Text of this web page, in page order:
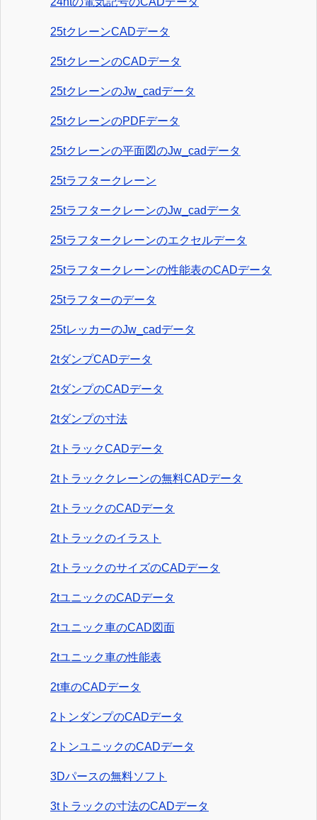
25tクレーンCADデータ
25tクレーンのCADデータ
25tクレーンのJw_cadデータ
25tクレーンのPDFデータ
25tクレーンの平面図のJw_cadデータ
25tラフタークレーン
25tラフタークレーンのJw_cadデータ
25tラフタークレーンのエクセルデータ
25tラフタークレーンの性能表のCADデータ
25tラフターのデータ
25tレッカーのJw_cadデータ
2tダンプCADデータ
2tダンプのCADデータ
2tダンプの寸法
2tトラックCADデータ
2tトラッククレーンの無料CADデータ
2tトラックのCADデータ
2tトラックのイラスト
2tトラックのサイズのCADデータ
2tユニックのCADデータ
2tユニック車のCAD図面
2tユニック車の性能表
2t車のCADデータ
2トンダンプのCADデータ
2トンユニックのCADデータ
3Dパースの無料ソフト
3tトラックの寸法のCADデータ